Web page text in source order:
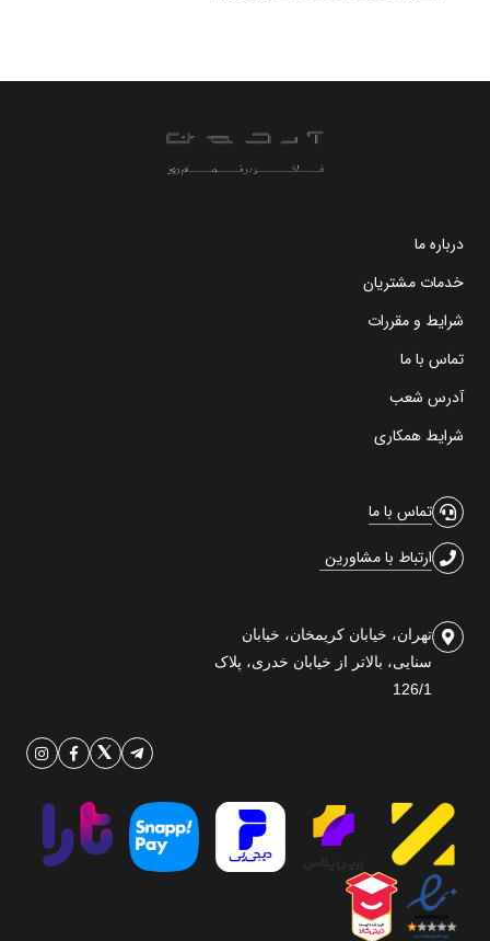
درباره ما
خدمات مشتریان
شرایط و مقررات
تماس با ما
آدرس شعب
شرایط همکاری
تماس با ما
ارتباط با مشاورین
تهران، خیابان کریمخان، خیابان
سنایی، بالاتر از خیابان خدری، پلاک
126/1